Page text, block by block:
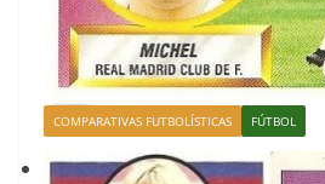
COMPARATIVAS FUTBOLÍSTICAS FÚTBOL